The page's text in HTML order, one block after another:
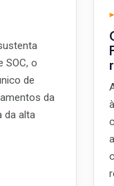
SOC, o
de
da
da alta